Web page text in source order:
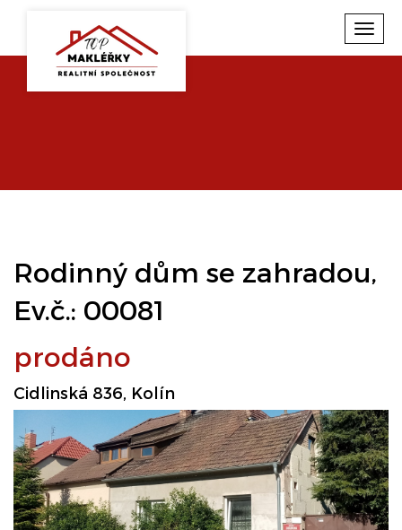
Rodinný dům se zahradou,
Ev.č.: 00081
prodáno
Cidlinská 836, Kolín